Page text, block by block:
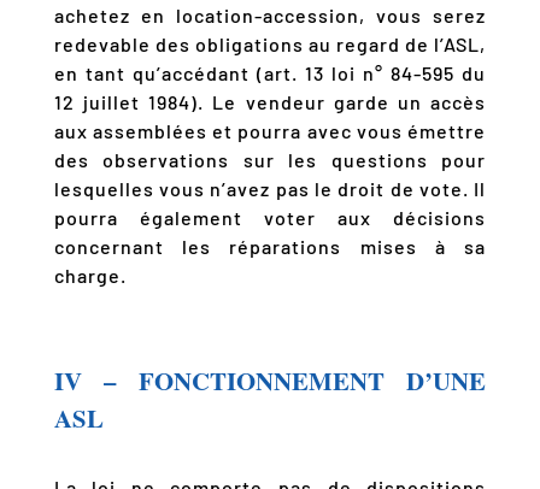
achetez en location-accession, vous serez
redevable des obligations au regard de l’ASL,
en tant qu’accédant (art. 13 loi n° 84-595 du
12 juillet 1984). Le vendeur garde un accès
aux assemblées et pourra avec vous émettre
des observations sur les questions pour
lesquelles vous n’avez pas le droit de vote. Il
pourra également voter aux décisions
concernant les réparations mises à sa
charge.
IV – FONCTIONNEMENT D’UNE
ASL